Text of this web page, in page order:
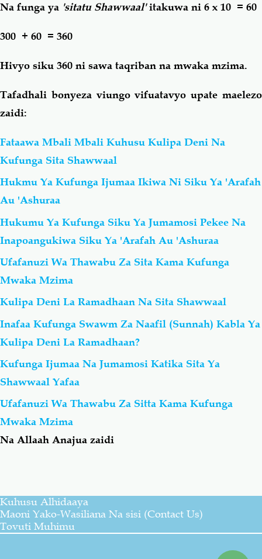
Na funga ya 'sitatu Shawwaal'itakuwa ni 6 x 10 = 60
300 + 60 = 360
Hivyo siku 360 ni sawa taqriban na mwaka mzima.
Tafadhali bonyeza viungo vifuatavyo upate maelezo
zaidi:
Fataawa Mbali Mbali Kuhusu Kulipa Deni Na
Kufunga Sita Shawwaal
Hukmu Ya Kufunga Ijumaa Ikiwa Ni Siku Ya 'Arafah
Au 'Ashuraa
Hukumu Ya Kufunga Siku Ya Jumamosi Pekee Na
Inapoangukiwa Siku Ya 'Arafah Au 'Ashuraa
Ufafanuzi Wa Thawabu Za Sita Kama Kufunga
Mwaka Mzima
Kulipa Deni La Ramadhaan Na Sita Shawwaal
Inafaa Kufunga Swawm Za Naafil (Sunnah) Kabla Ya
Kulipa Deni La Ramadhaan?
Kufunga Ijumaa Na Jumamosi Katika Sita Ya
Shawwaal Yafaa
Ufafanuzi Wa Thawabu Za Sitta Kama Kufunga
Mwaka Mzima
Na Allaah Anajua zaidi
Kuhusu Alhidaaya
Maoni Yako-Wasiliana Na sisi (Contact Us)
Tovuti Muhimu